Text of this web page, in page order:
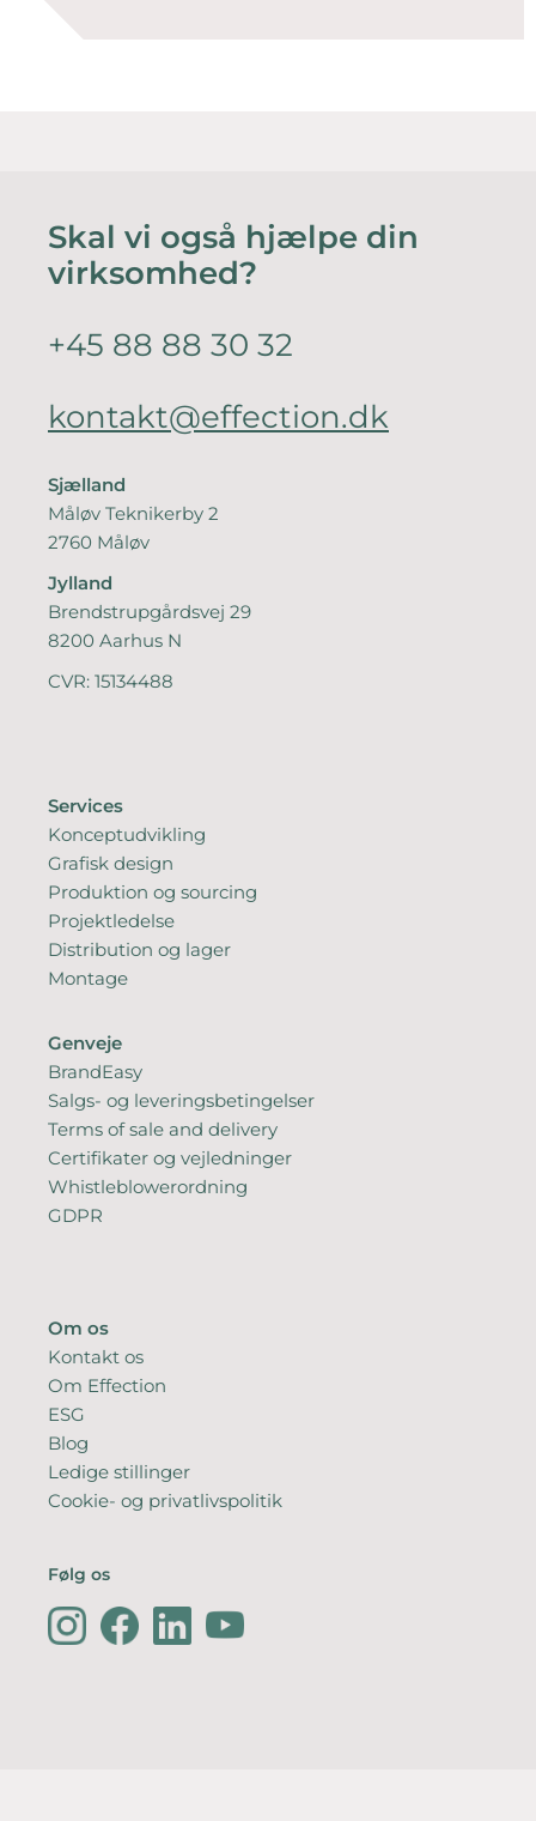
Skal vi også hjælpe din
virksomhed?
+45 88 88 30 32
kontakt@effection.dk
Sjælland
Måløv Teknikerby 2
2760 Måløv
Jylland
Brendstrupgårdsvej 29
8200 Aarhus N
CVR: 15134488
Services
Konceptudvikling
Grafisk design
Produktion og sourcing
Projektledelse
Distribution og lager
Montage
Genveje
BrandEasy
Salgs- og leveringsbetingelser
Terms of sale and delivery
Certifikater og vejledninger
Whistleblowerordning
GDPR
Om os
Kontakt os
Om Effection
ESG
Blog
Ledige stillinger
Cookie- og privatlivspolitik
Følg os